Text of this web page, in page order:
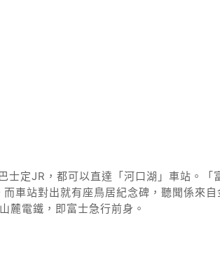
士定JR，都可以直達「河口湖」車站。「
車站對出就有座鳥居紀念碑，聽聞係來自
麓電鐵，即富士急行前身。